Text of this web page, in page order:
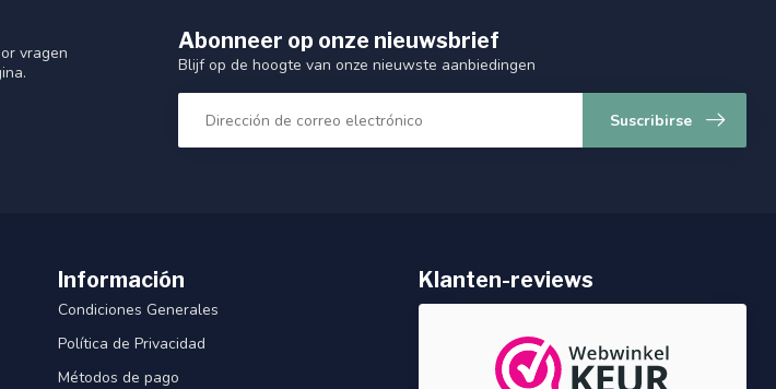
vragen
Abonneer op onze nieuwsbrief
Blijf op de hoogte van onze nieuwste aanbiedingen
Suscribirse
Información
Condiciones Generales
Política de Privacidad
Métodos de pago
Klanten-reviews